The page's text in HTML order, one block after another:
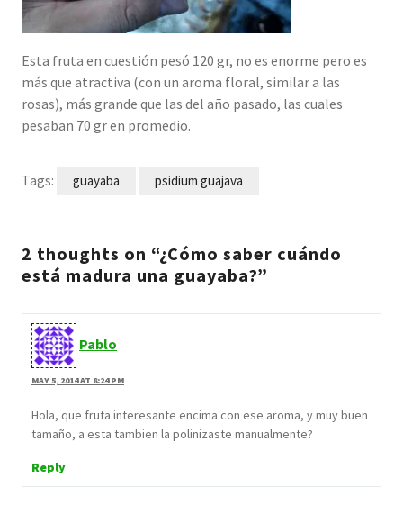
Esta fruta en cuestión pesó 120 gr, no es enorme pero es
más que atractiva (con un aroma floral, similar a las
rosas), más grande que las del año pasado, las cuales
pesaban 70 gr en promedio.
Tags: guayaba psidium guajava
2 thoughts on “¿Cómo saber cuándo
está madura una guayaba?”
Pablo
MAY 5, 2014 AT 8:24 PM
Hola, que fruta interesante encima con ese aroma, y muy buen
tamaño, a esta tambien la polinizaste manualmente?
Reply